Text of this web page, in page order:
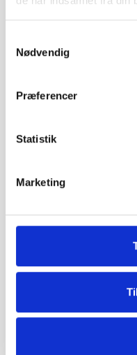
Nødvendig
Præferencer
Statistik
Marketing
1-5